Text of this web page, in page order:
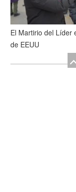
El Martirio del Líder
de EEUU